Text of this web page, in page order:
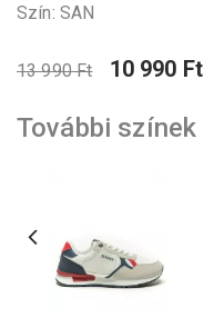
Szín: SAN
13 990 Ft 10 990 Ft
További színek